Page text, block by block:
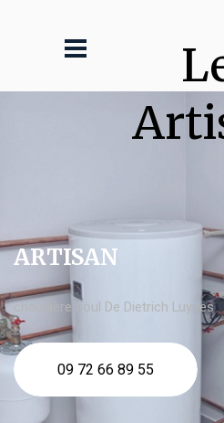
ARTISAN
chaudière fioul De Dietrich Luynes
09 72 66 89 55